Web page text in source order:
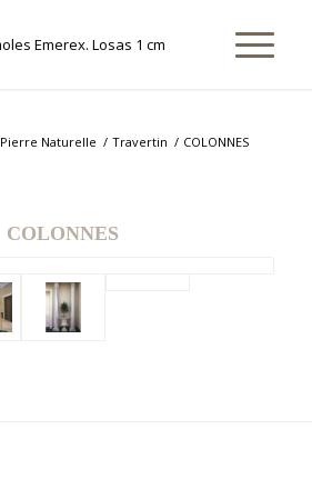
Pierre Naturelle / Travertin / COLONNES
COLONNES